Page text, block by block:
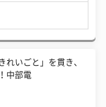
れいごと」を貫き、
中部電